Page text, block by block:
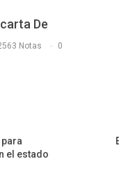
De
Notas 0
el estado